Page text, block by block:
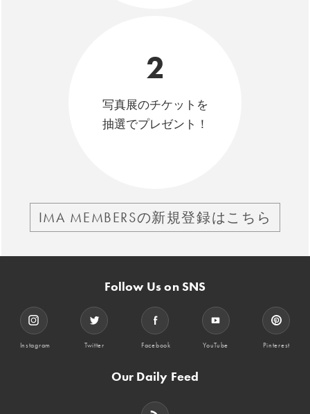
2
写真展のチケットを
抽選でプレゼント！
IMA MEMBERSの新規登録はこちら
Follow Us on SNS
Instagram Twitter Facebook YouTube Pinterest
Our Daily Feed